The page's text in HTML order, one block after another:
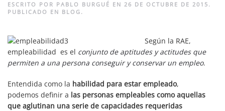
ESCRITO POR PABLO BURGUÉ EN 26 DE OCTUBRE DE 2015 .
PUBLICADO EN BLOG .
Según la RAE,
empleabilidad es el conjunto de aptitudes y actitudes que
permiten a una persona conseguir y conservar un empleo.
Entendida como la habilidad para estar empleado,
podemos definir a las personas empleables como aquellas
que aglutinan una serie de capacidades requeridas